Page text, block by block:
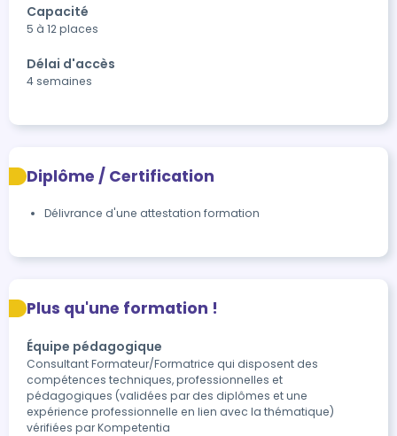
Capacité
5 à 12 places
Délai d'accès
4 semaines
Diplôme / Certification
Délivrance d'une attestation formation
Plus qu'une formation !
Équipe pédagogique
Consultant Formateur/Formatrice qui disposent des
compétences techniques, professionnelles et
pédagogiques (validées par des diplômes et une
expérience professionnelle en lien avec la thématique)
vérifiées par Kompetentia